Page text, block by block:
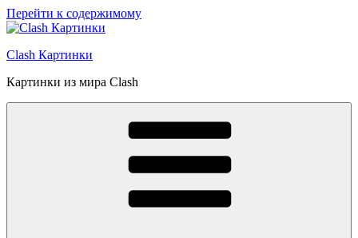
Перейти к содержимому
Clash Картинки
Картинки из мира Clash